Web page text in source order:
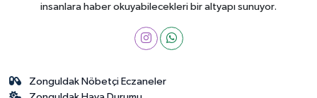
insanlara haber okuyabilecekleri bir altyapı sunuyor.
Zonguldak Nöbetçi Eczaneler